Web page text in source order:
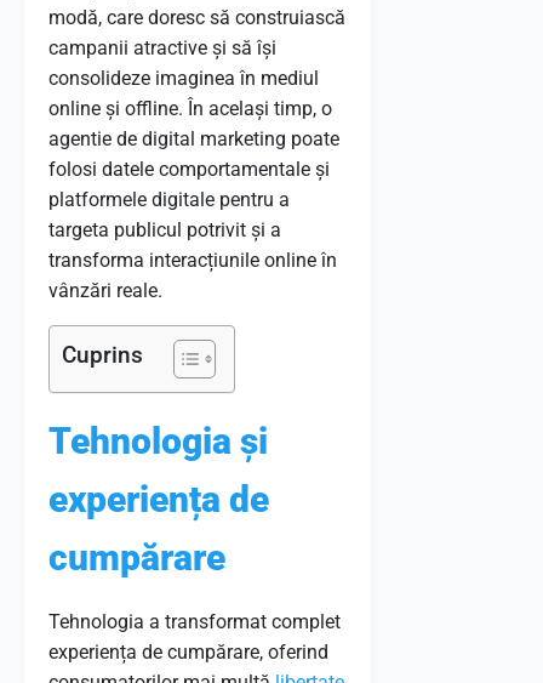
modă, care doresc să construiască
campanii atractive și să își
consolideze imaginea în mediul
online și offline. În același timp, o
agentie de digital marketing poate
folosi datele comportamentale și
platformele digitale pentru a
targeta publicul potrivit și a
transforma interacțiunile online în
vânzări reale.
Cuprins
Tehnologia și
experiența de
cumpărare
Tehnologia a transformat complet
experiența de cumpărare, oferind